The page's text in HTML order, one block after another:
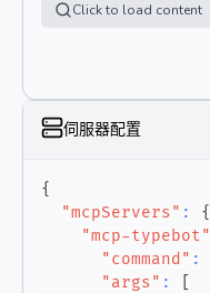
Click to load content
伺服器配置
{
"mcpServers" :
{
"mcp-typebot"
"command" :
"args" :